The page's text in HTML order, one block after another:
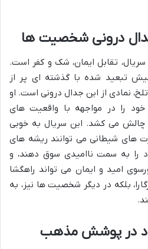
درونی شخصیت ها
تقابل ایمان، شک و کفر است.
تبعید شده با گذشته ای پر از
نمادی از این جدال درونی است. او
خود را در مواجهه با واقعیت های
می کشد. این سریال به خوبی
های شیطانی می توانند ریشه های
را به سمت ناامیدی سوق دهند، و
امید و ایمان می تواند راهگشا
بلکه در دیگر شخصیت ها نیز، به
در پوشش مذهب